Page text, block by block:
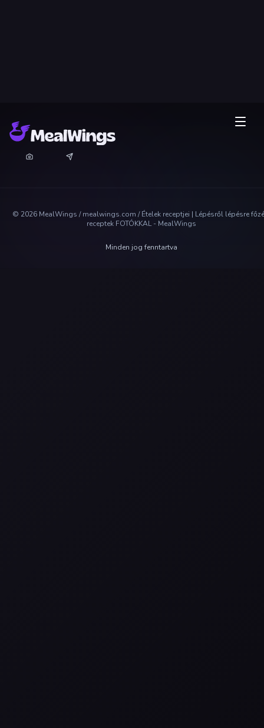
© 2026 MealWings / mealwings.com /Ételek receptjei | Lépésről lépésre
receptek FOTÓKKAL - MealWings
Minden jog fenntartva